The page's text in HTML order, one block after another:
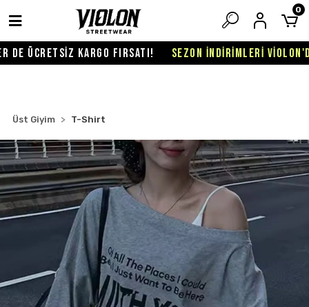
ÜCRETSİZ KARGO FIRSATI! SEZON İNDİRİMLERİ VİOLON'DA
0
Üst Giyim T-Shirt